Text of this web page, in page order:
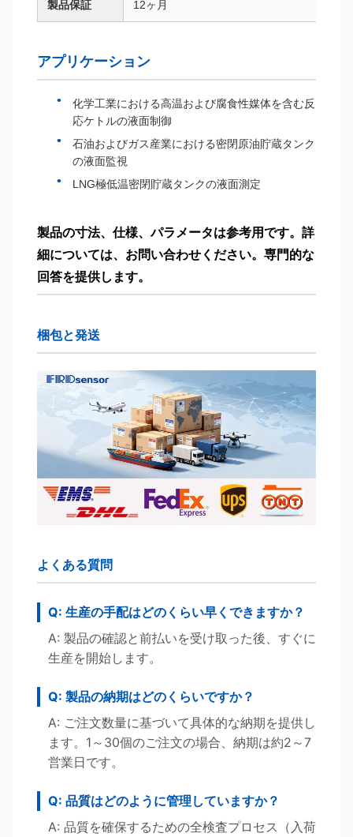
製品保証 12ヶ月
アプリケーション
化学工業における高温および腐食性媒体を含む反
応ケトルの液面制御
石油およびガス産業における密閉原油貯蔵タンク
の液面監視
LNG極低温密閉貯蔵タンクの液面測定
製品の寸法、仕様、パラメータは参考用です。詳
細については、お問い合わせください。専門的な
回答を提供します。
梱包と発送
よくある質問
Q: 生産の手配はどのくらい早くできますか？
A: 製品の確認と前払いを受け取った後、すぐに
生産を開始します。
Q: 製品の納期はどのくらいですか？
A: ご注文数量に基づいて具体的な納期を提供し
ます。1～30個のご注文の場合、納期は約2～7
営業日です。
Q: 品質はどのように管理していますか？
A: 品質を確保するための全検査プロセス（入荷